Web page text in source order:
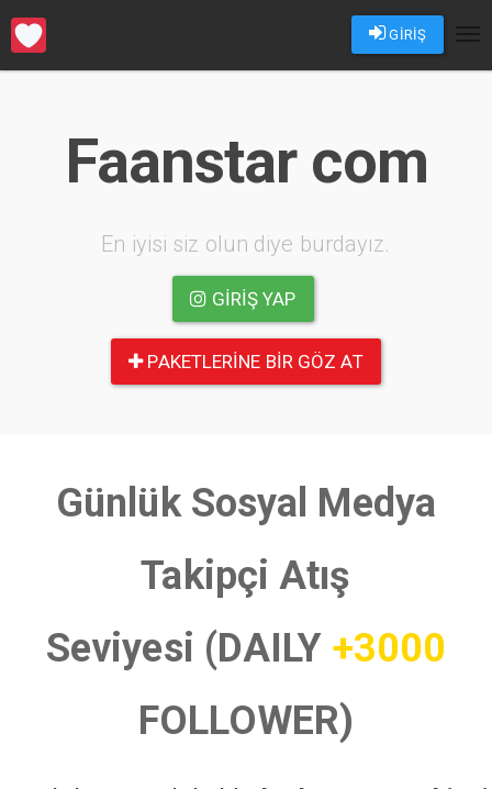
GİRİŞ
Faanstar com
En iyisi siz olun diye burdayız.
GIRIŞ YAP
PAKETLERINE BIR GÖZ AT
Günlük Sosyal Medya
Takipçi Atış
Seviyesi (DAILY +3000
FOLLOWER)